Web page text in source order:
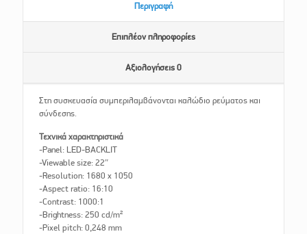
Περιγραφή
Επιπλέον πληροφορίες
Αξιολογήσεις 0
Στη συσκευασία συμπεριλαμβάνονται καλώδιο ρεύματος και
σύνδεσης.
Τεχνικά χαρακτηριστικά
-Panel: LED-BACKLIT
-Viewable size: 22″
-Resolution: 1680 x 1050
-Aspect ratio: 16:10
-Contrast: 1000:1
-Brightness: 250 cd/m²
-Pixel pitch: 0,248 mm